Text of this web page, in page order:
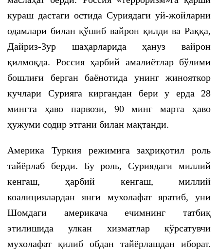
кураш дастаги остида Суриядаги уй-жойларни
одамлари билан қўшиб вайрон қилди ва Раққа,
Дайриз-Зур шаҳарларида ҳануз вайрон
қилмоқда. Россия ҳарбий амалиётлар бўлими
бошлиғи берган баёнотида унинг жинояткор
кучлари Сурияга киргандан бери у ерда 28
мингта ҳаво парвози, 90 минг марта ҳаво
ҳужуми содир этгани билан мақтанди.
Америка Туркия режимига заҳриқотил роль
тайёрлаб берди. Бу роль, Суриядаги миллий
кенгаш, ҳарбий кенгаш, миллий
коалициялардан янги мухолафат яратиб, уни
Шомдаги америкача ечимнинг татбиқ
этилишида улкан хизматлар кўрсатувчи
мухолафат қилиб обдан тайёрлашдан иборат.